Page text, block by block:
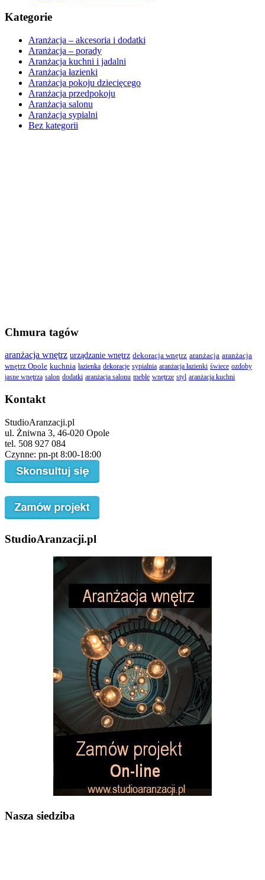
Kategorie
Aranżacja – akcesoria i dodatki
Aranżacja – porady
Aranżacja kuchni i jadalni
Aranżacja łazienki
Aranżacja pokoju dziecięcego
Aranżacja przedpokoju
Aranżacja salonu
Aranżacja sypialni
Bez kategorii
Chmura tagów
aranżacja wnętrz urządzanie wnętrz dekoracja wnętrz aranżacja aranżacja
wnętrz Opole kuchnia łazienka dekoracje sypialnia aranżacja łazienki świece ozdoby
jasne wnętrza salon dodatki aranżacja salonu meble wnętrze styl aranżacja kuchni
Kontakt
StudioAranzacji.pl
ul. Żniwna 3, 46-020 Opole
tel. 508 927 084
Czynne: pn-pt 8:00-18:00
StudioAranzacji.pl
Nasza siedziba